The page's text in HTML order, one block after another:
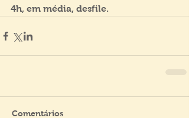
4h, em média, desfile.
Comentários